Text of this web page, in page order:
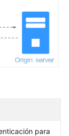
para